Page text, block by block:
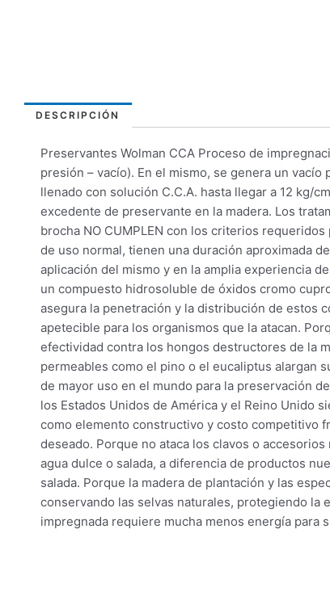
DESCRIPCIÓN
Preservantes Wolman CCA Proceso de
presión – vacío). En el mismo, se genera un
llenado con solución C.C.A. hasta llegar a 12 kg/
excedente de preservante en la madera. Los
brocha NO CUMPLEN con los criterios
de uso normal, tienen una duración aproximada
aplicación del mismo y en la amplia experiencia
un compuesto hidrosoluble de óxidos cromo
asegura la penetración y la distribución de estos
apetecible para los organismos que la atacan.
efectividad contra los hongos destructores de la
permeables como el pino o el eucaliptus alargan
de mayor uso en el mundo para la preservación
los Estados Unidos de América y el Reino Unido
como elemento constructivo y costo competitivo
deseado. Porque no ataca los clavos o
agua dulce o salada, a diferencia de productos
salada. Porque la madera de plantación y las
conservando las selvas naturales, protegiendo la
impregnada requiere mucha menos energía para